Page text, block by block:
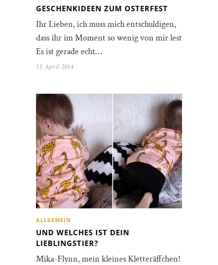
GESCHENKIDEEN ZUM OSTERFEST
Ihr Lieben, ich muss mich entschuldigen,
dass ihr im Moment so wenig von mir lest.
Es ist gerade echt…
13. April 2014
ALLGEMEIN
UND WELCHES IST DEIN
LIEBLINGSTIER?
Mika-Flynn, mein kleines Kletteräffchen!